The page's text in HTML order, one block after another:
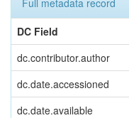
Full metadata record
DC Field
dc.contributor.author
dc.date.accessioned
dc.date.available